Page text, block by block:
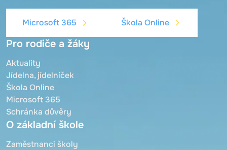
Microsoft 365 Škola Online
Pro rodiče a žáky
Aktuality
Jídelna, jídelníček
Škola Online
Microsoft 365
Schránka důvěry
O základní škole
Zaměstnanci školy